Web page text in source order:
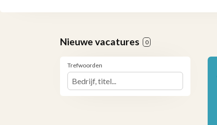
Nieuwe vacatures 0
Trefwoorden